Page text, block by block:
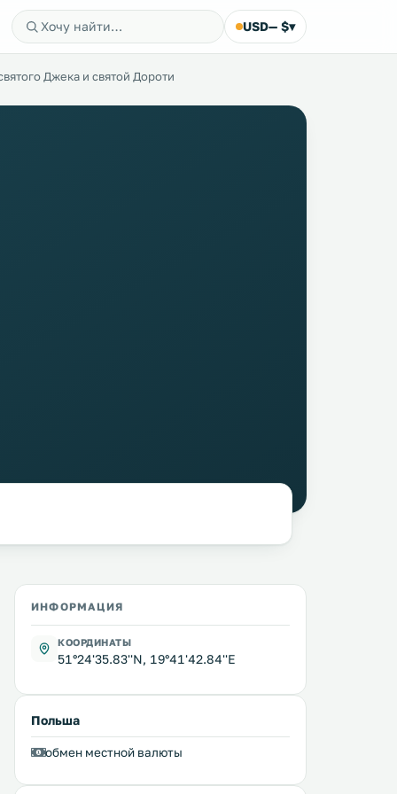
USD— $▾
Джека и святой Дороти
ИНФОРМАЦИЯ
КООРДИНАТЫ
51°24'35.83''N, 19°41'42.84''E
Польша
обмен местной валюты